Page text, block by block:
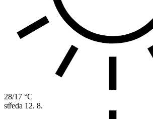
28/17 °C
středa 12. 8.